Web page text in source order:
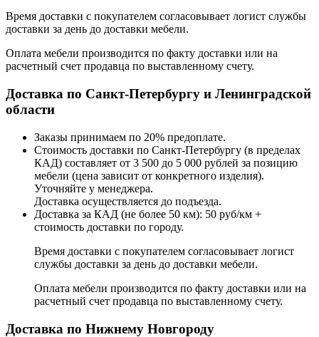
Время доставки с покупателем согласовывает логист службы
доставки за день до доставки мебели.
Оплата мебели производится по факту доставки или на
расчетный счет продавца по выставленному счету.
Доставка по Санкт-Петербургу и Ленинградской
области
Заказы принимаем по 20% предоплате.
Стоимость доставки по Санкт-Петербургу (в пределах
КАД) составляет от 3 500 до 5 000 рублей за позицию
мебели (цена зависит от конкретного изделия).
Уточняйте у менеджера.
Доставка осуществляется до подъезда.
Доставка за КАД (не более 50 км): 50 руб/км +
стоимость доставки по городу.
Время доставки с покупателем согласовывает логист
службы доставки за день до доставки мебели.
Оплата мебели производится по факту доставки или на
расчетный счет продавца по выставленному счету.
Доставка по Нижнему Новгороду